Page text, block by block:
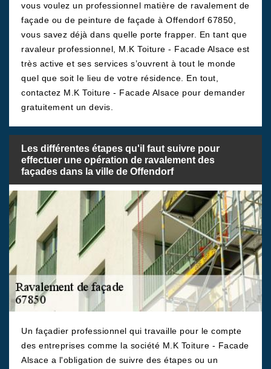
vous voulez un professionnel matière de ravalement de
façade ou de peinture de façade à Offendorf 67850,
vous savez déjà dans quelle porte frapper. En tant que
ravaleur professionnel, M.K Toiture - Facade Alsace est
très active et ses services s’ouvrent à tout le monde
quel que soit le lieu de votre résidence. En tout,
contactez M.K Toiture - Facade Alsace pour demander
gratuitement un devis.
Les différentes étapes qu'il faut suivre pour
effectuer une opération de ravalement des
façades dans la ville de Offendorf
Un façadier professionnel qui travaille pour le compte
des entreprises comme la société M.K Toiture - Facade
Alsace a l'obligation de suivre des étapes ou un